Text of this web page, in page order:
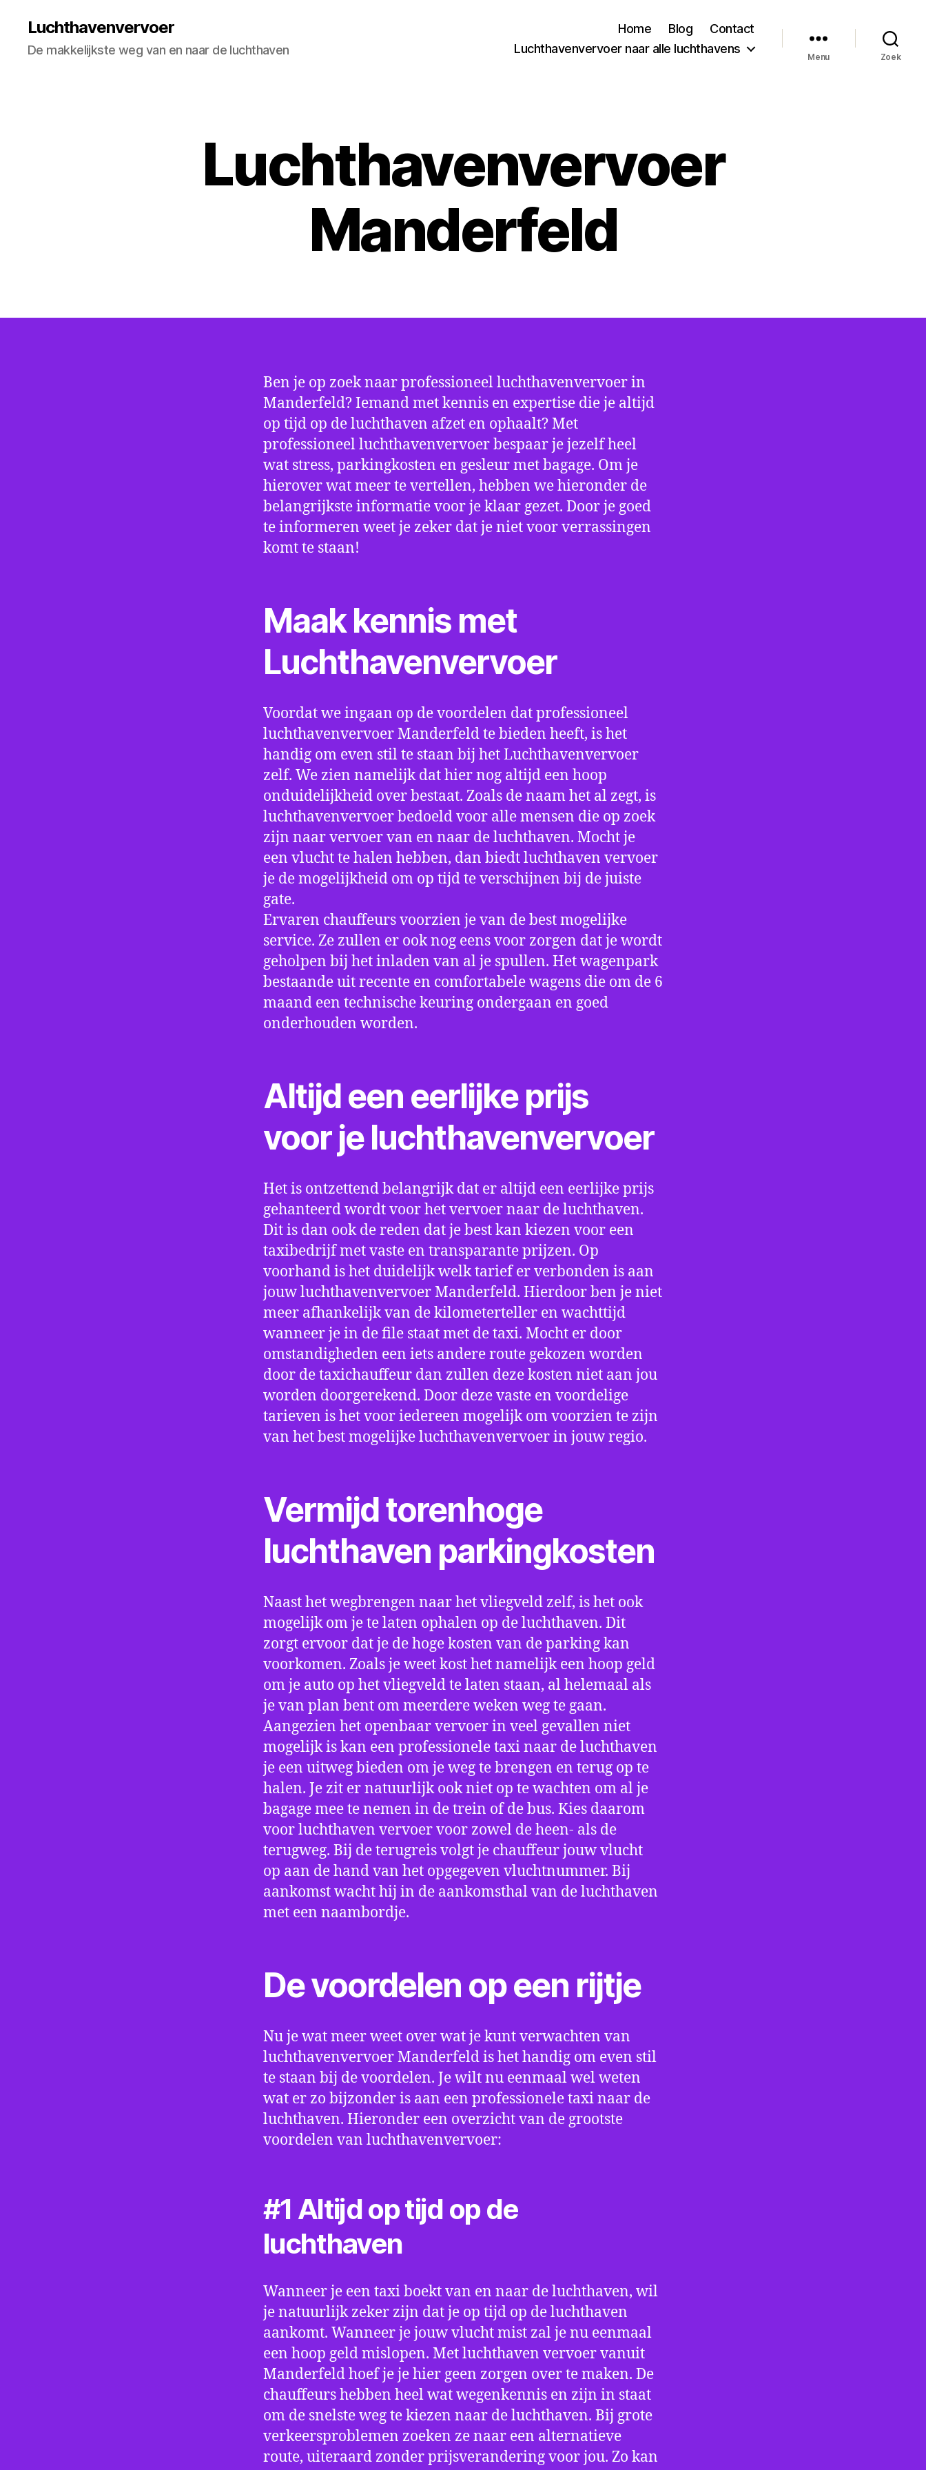
Luchthavenvervoer
De makkelijkste weg van en naar de luchthaven
Home Blog
Contact
Luchthavenvervoer naar alle luchthavens
Menu Zoek
Luchthavenvervoer
Manderfeld
Ben je op zoek naar professioneel luchthavenvervoer in
Manderfeld? Iemand met kennis en expertise die je altijd
op tijd op de luchthaven afzet en ophaalt? Met
professioneel luchthavenvervoer bespaar je jezelf heel
wat stress, parkingkosten en gesleur met bagage. Om je
hierover wat meer te vertellen, hebben we hieronder de
belangrijkste informatie voor je klaar gezet. Door je goed
te informeren weet je zeker dat je niet voor verrassingen
komt te staan!
Maak kennis met
Luchthavenvervoer
Voordat we ingaan op de voordelen dat professioneel
luchthavenvervoer Manderfeld te bieden heeft, is het
handig om even stil te staan bij het Luchthavenvervoer
zelf. We zien namelijk dat hier nog altijd een hoop
onduidelijkheid over bestaat. Zoals de naam het al zegt, is
luchthavenvervoer bedoeld voor alle mensen die op zoek
zijn naar vervoer van en naar de luchthaven. Mocht je
een vlucht te halen hebben, dan biedt luchthaven vervoer
je de mogelijkheid om op tijd te verschijnen bij de juiste
gate.
Ervaren chauffeurs voorzien je van de best mogelijke
service. Ze zullen er ook nog eens voor zorgen dat je wordt
geholpen bij het inladen van al je spullen. Het wagenpark
bestaande uit recente en comfortabele wagens die om de 6
maand een technische keuring ondergaan en goed
onderhouden worden.
Altijd een eerlijke prijs
voor je luchthavenvervoer
Het is ontzettend belangrijk dat er altijd een eerlijke prijs
gehanteerd wordt voor het vervoer naar de luchthaven.
Dit is dan ook de reden dat je best kan kiezen voor een
taxibedrijf met vaste en transparante prijzen. Op
voorhand is het duidelijk welk tarief er verbonden is aan
jouw luchthavenvervoer Manderfeld. Hierdoor ben je niet
meer afhankelijk van de kilometerteller en wachttijd
wanneer je in de file staat met de taxi. Mocht er door
omstandigheden een iets andere route gekozen worden
door de taxichauffeur dan zullen deze kosten niet aan jou
worden doorgerekend. Door deze vaste en voordelige
tarieven is het voor iedereen mogelijk om voorzien te zijn
van het best mogelijke luchthavenvervoer in jouw regio.
Vermijd torenhoge
luchthaven parkingkosten
Naast het wegbrengen naar het vliegveld zelf, is het ook
mogelijk om je te laten ophalen op de luchthaven. Dit
zorgt ervoor dat je de hoge kosten van de parking kan
voorkomen. Zoals je weet kost het namelijk een hoop geld
om je auto op het vliegveld te laten staan, al helemaal als
je van plan bent om meerdere weken weg te gaan.
Aangezien het openbaar vervoer in veel gevallen niet
mogelijk is kan een professionele taxi naar de luchthaven
je een uitweg bieden om je weg te brengen en terug op te
halen. Je zit er natuurlijk ook niet op te wachten om al je
bagage mee te nemen in de trein of de bus. Kies daarom
voor luchthaven vervoer voor zowel de heen- als de
terugweg. Bij de terugreis volgt je chauffeur jouw vlucht
op aan de hand van het opgegeven vluchtnummer. Bij
aankomst wacht hij in de aankomsthal van de luchthaven
met een naambordje.
De voordelen op een rijtje
Nu je wat meer weet over wat je kunt verwachten van
luchthavenvervoer Manderfeld is het handig om even stil
te staan bij de voordelen. Je wilt nu eenmaal wel weten
wat er zo bijzonder is aan een professionele taxi naar de
luchthaven. Hieronder een overzicht van de grootste
voordelen van luchthavenvervoer:
#1 Altijd op tijd op de
luchthaven
Wanneer je een taxi boekt van en naar de luchthaven, wil
je natuurlijk zeker zijn dat je op tijd op de luchthaven
aankomt. Wanneer je jouw vlucht mist zal je nu eenmaal
een hoop geld mislopen. Met luchthaven vervoer vanuit
Manderfeld hoef je je hier geen zorgen over te maken. De
chauffeurs hebben heel wat wegenkennis en zijn in staat
om de snelste weg te kiezen naar de luchthaven. Bij grote
verkeersproblemen zoeken ze naar een alternatieve
route, uiteraard zonder prijsverandering voor jou. Zo kan